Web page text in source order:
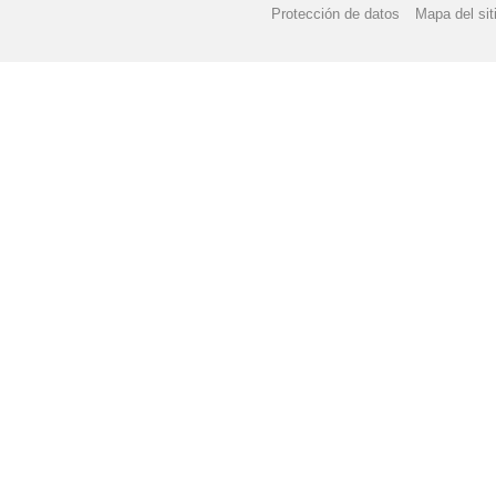
CALIFICACIÓN DE
Protección de datos Mapa del